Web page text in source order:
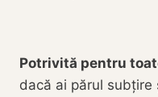
Potrivită pentru
dacă ai părul subțire